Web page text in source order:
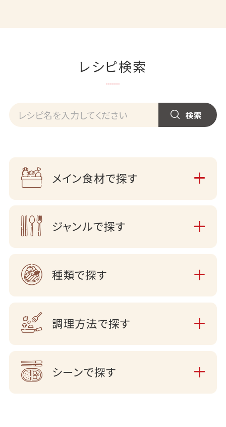
レシピ検索
メイン食材で探す
ジャンルで探す
種類で探す
調理方法で探す
シーンで探す